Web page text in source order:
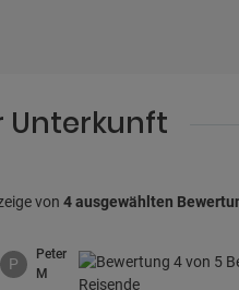
Unterkunft
von 4 ausgewählten
P
Peter
M